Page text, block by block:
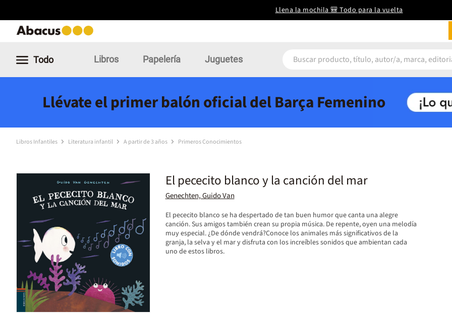
Llena la mochila 🎒 Todo para la vuelta
Todo Libros Papelería Juguetes
Llévate el primer balón oficial del Barça Femenino
Libros Infantiles Literatura infantil A partir de 3 años Primeros Conocimientos
El pececito blanco y la canción del mar
Genechten, Guido Van
El pececito blanco se ha despertado de tan buen humor que canta una alegre
canción. Sus amigos también crean su propia música. De repente, oyen una melodía
muy especial. ¿De dónde vendrá?Conoce los animales más significativos de la
granja, la selva y el mar y disfruta con los increíbles sonidos que ambientan cada
uno de estos libros.